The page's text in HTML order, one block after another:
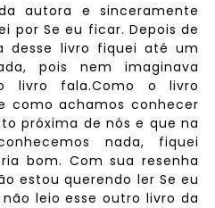
autora e sinceramente
por Se eu ficar. Depois de
desse livro fiquei até um
pois nem imaginava
livro fala.Como o livro
como achamos conhecer
próxima de nós e que na
nada, fiquei
bom. Com sua resenha
estou querendo ler Se eu
leio esse outro livro da